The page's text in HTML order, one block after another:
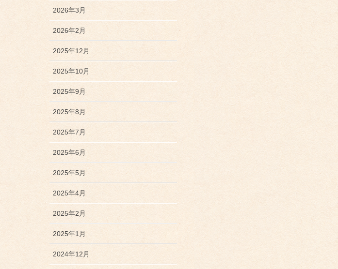
2026年3月
2026年2月
2025年12月
2025年10月
2025年9月
2025年8月
2025年7月
2025年6月
2025年5月
2025年4月
2025年2月
2025年1月
2024年12月